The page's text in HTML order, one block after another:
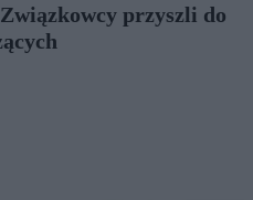
przyszli do